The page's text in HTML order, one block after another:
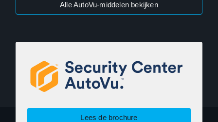
Alle AutoVu-middelen bekijken
Lees de brochure